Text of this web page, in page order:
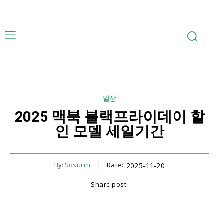
일상
2025 맥북 블랙프라이데이 할
인 모델 세일기간
By: Sosurim Date: 2025-11-20
Share post: